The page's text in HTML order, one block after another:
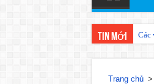
Tin mới Các
Trang chủ >